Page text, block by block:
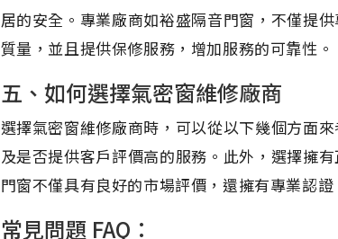
居的安全。專業廠商如裕盛隔音門窗，不僅提
質量，並且提供保修服務，增加服務的可靠性。
五、如何選擇氣密窗維修廠商
選擇氣密窗維修廠商時，可以從以下幾個方面
及是否提供客戶評價高的服務。此外，選擇擁
門窗不僅具有良好的市場評價，還擁有專業認
常見問題 FAQ：